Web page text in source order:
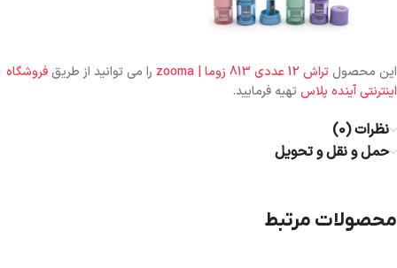
این محصولتراش 12 عددی 813 زوما | zooma را می توانید از طریقفروشگاه
اینترنتی آینده پلاستهیه فرمایید.
نظرات (0)
حمل و نقل و تحویل
محصولات مرتبط